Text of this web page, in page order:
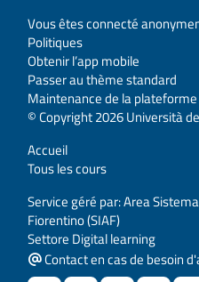
Vous êtes connecté
Politiques
Obtenir l’app mobile
Passer au thème standard
Maintenance de la
© Copyright 2026 Università
Accueil
Tous les cours
Service géré par: Area
Fiorentino (SIAF)
Settore Digital learning
Contact en cas de besoin